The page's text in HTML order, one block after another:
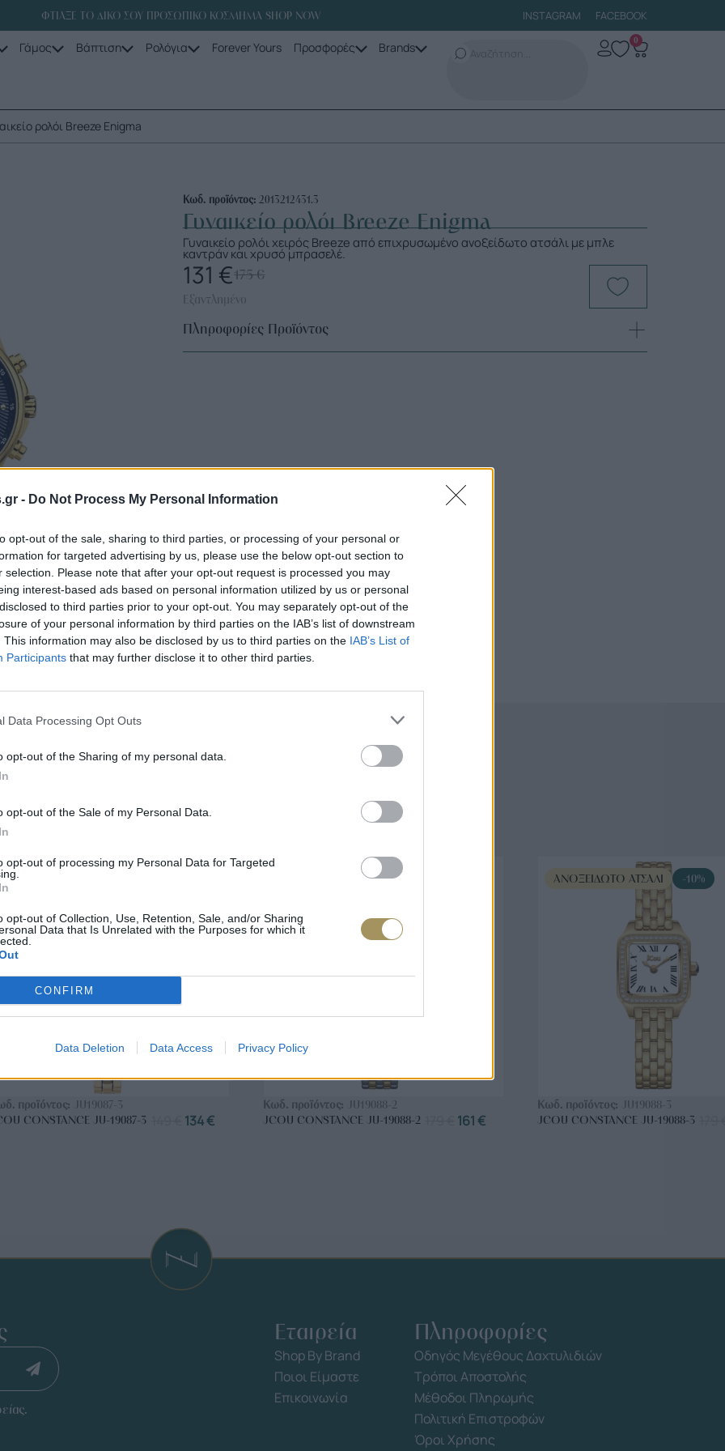
- Do Not Process My Personal Information
opt-out of the sale, sharing to third parties, or processing of your personal or
for targeted advertising by us, please use the below opt-out section to
selection. Please note that after your opt-out request is processed you may
interest-based ads based on personal information utilized by us or personal
to third parties prior to your opt-out. You may separately opt-out of the
of your personal information by third parties on the IAB’s list of downstream
This information may also be disclosed by us to third parties on the IAB’s List of
Participants that may further disclose it to other third parties.
Data Processing Opt Outs
opt-out of the Sharing of my personal data.
opt-out of the Sale of my Personal Data.
opt-out of processing my Personal Data for Targeted
opt-out of Collection, Use, Retention, Sale, and/or Sharing
Data that Is Unrelated with the Purposes for which it
CONFIRM
Data Deletion Data Access Privacy Policy
ΦΤΙΑΞΕ ΤΟ ΔΙΚΟ ΣΟΥ ΠΡΟΣΩΠΙΚΟ ΚΟΣΜΗΜΑ SHOP NOW INSTAGRAM FACEBOOK
Γάμος Βάπτιση Ρολόγια Forever Yours Προσφορές Brands 0
ρολόι Breeze Enigma
Κωδ. προϊόντος:2013212431.3
Γυναικείο ρολόι Breeze Enigma
Γυναικείο ρολόι χειρός Breeze από επιχρυσωμένο ανοξείδωτο ατσάλι με μπλε
καντράν και χρυσό μπρασελέ.
175€
131 €
Εξαντλημένο
Πληροφορίες Προϊόντος
Που Ταιριάζουν
Εδώ θα βρείτε τις κορυφαίες
την εξαιρετική τους ποιότητα.
ΑΓΟΡΑ ΤΩΡΑ
ΑΝΟΞΕΊΔΩΤΟ ΑΤΣΆΛΙ
προϊόντος: JU19087-3
CONSTANCE JU-19087-3
134€
ΑΓΟΡΑ ΤΩΡΑ
ΑΝΟΞΕΊΔΩΤΟ ΑΤΣΆΛΙ
Κωδ. προϊόντος: JU19088-2
JCOU CONSTANCE JU-19088-2
161€
ΑΓΟΡΑ ΤΩΡΑ
ΑΝΟΞΕΊΔΩΤΟ ΑΤΣΆΛΙ -10%
Κωδ. προϊόντος: JU19088-3
JCOU CONSTANCE JU-19088-3
Εταιρεία
Shop By Brand
Ποιοι Είμαστε
Επικοινωνία
Πληροφορίες
Οδηγός Μεγέθους Δαχτυλιδιών
Τρόποι Αποστολής
Μέθοδοι Πληρωμής
Πολιτική Επιστροφών
Όροι Χρήσης